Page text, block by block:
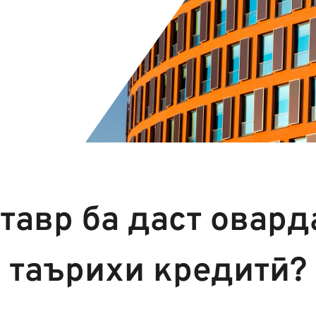
ба даст
таърихи кредитӣ?